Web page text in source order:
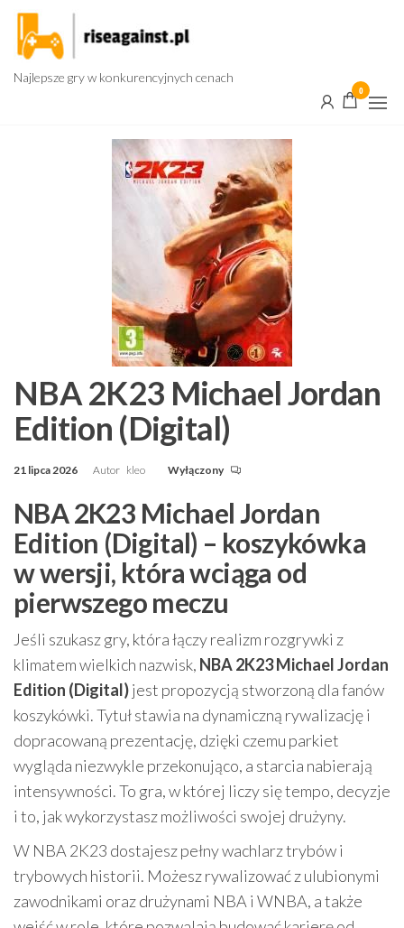
Przejdź
treści
Najlepsze gry w konkurencyjnych cenach
0
NBA 2K23 Michael Jordan
Edition (Digital)
21 lipca 2026 Autor kleo Wyłączony
NBA 2K23 Michael Jordan
Edition (Digital) – koszykówka
w wersji, która wciąga od
pierwszego meczu
Jeśli szukasz gry, która łączy realizm rozgrywki z
klimatem wielkich nazwisk, NBA 2K23 Michael Jordan
Edition (Digital)jest propozycją stworzoną dla fanów
koszykówki. Tytuł stawia na dynamiczną rywalizację i
dopracowaną prezentację, dzięki czemu parkiet
wygląda niezwykle przekonująco, a starcia nabierają
intensywności. To gra, w której liczy się tempo, decyzje
i to, jak wykorzystasz możliwości swojej drużyny.
W NBA 2K23 dostajesz pełny wachlarz trybów i
trybowych historii. Możesz rywalizować z ulubionymi
zawodnikami oraz drużynami NBA i WNBA, a także